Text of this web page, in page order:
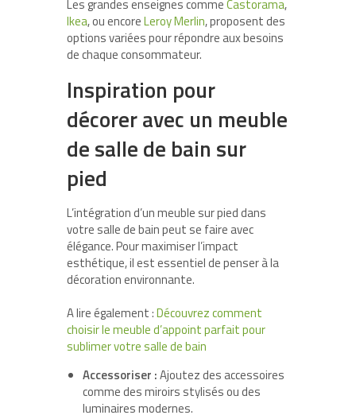
Les grandes enseignes commeCastorama,
Ikea, ou encoreLeroy Merlin, proposent des
options variées pour répondre aux besoins
de chaque consommateur.
Inspiration pour
décorer avec un meuble
de salle de bain sur
pied
L’intégration d’un meuble sur pied dans
votre salle de bain peut se faire avec
élégance. Pour maximiser l’impact
esthétique, il est essentiel de penser à la
décoration environnante.
A lire également :Découvrez comment
choisir le meuble d’appoint parfait pour
sublimer votre salle de bain
Accessoriser :Ajoutez des accessoires
comme des miroirs stylisés ou des
luminaires modernes.